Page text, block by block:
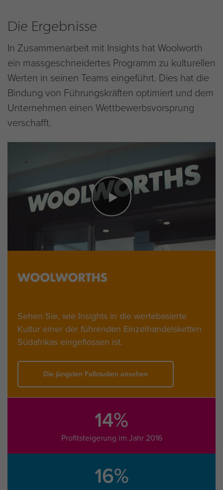
Die Ergebnisse
In Zusammenarbeit mit Insights hat Woolworth
ein massgeschneidertes Programm zu kulturellen
Werten in seinen Teams eingeführt. Dies hat die
Bindung von Führungskräften optimiert und dem
Unternehmen einen Wettbewerbsvorsprung
verschafft.
Sehen Sie, wie Insights in die wertebasierte
Kultur einer der führenden Einzelhandelsketten
Südafrikas eingeflossen ist.
Die jüngsten Fallstudien ansehen
14%
Profitsteigerung im Jahr 2016
16%